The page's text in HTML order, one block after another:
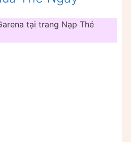
tại trang Nạp Thẻ